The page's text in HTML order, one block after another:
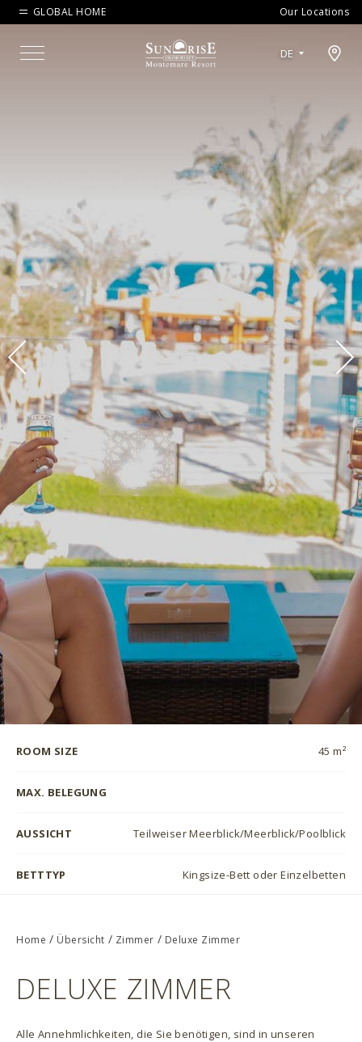
GLOBAL HOME Our Locations
Menu
DE
Open map modal
ROOM SIZE 45 m²
MAX. BELEGUNG
AUSSICHT Teilweiser Meerblick/Meerblick/Poolblick
BETTTYP Kingsize-Bett oder Einzelbetten
Home / Übersicht / Zimmer / Deluxe Zimmer
DELUXE ZIMMER
Alle Annehmlichkeiten, die Sie benötigen, sind in unseren